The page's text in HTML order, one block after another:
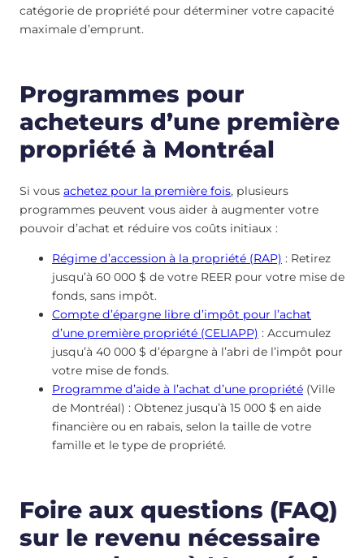
catégorie de propriété pour déterminer votre capacité
maximale d’emprunt.
Programmes pour
acheteurs d’une première
propriété à Montréal
Si vous achetez pour la première fois, plusieurs
programmes peuvent vous aider à augmenter votre
pouvoir d’achat et réduire vos coûts initiaux :
Régime d’accession à la propriété (RAP) : Retirez
jusqu’à 60 000 $ de votre REER pour votre mise de
fonds, sans impôt.
Compte d’épargne libre d’impôt pour l’achat
d’une première propriété (CELIAPP) : Accumulez
jusqu’à 40 000 $ d’épargne à l’abri de l’impôt pour
votre mise de fonds.
Programme d’aide à l’achat d’une propriété (Ville
de Montréal) : Obtenez jusqu’à 15 000 $ en aide
financière ou en rabais, selon la taille de votre
famille et le type de propriété.
Foire aux questions (FAQ)
sur le revenu nécessaire